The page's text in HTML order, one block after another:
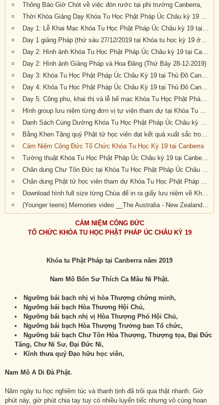
Thông Báo Giờ Chót về việc đón rước tại phi trường Canberra,
Thời Khóa Giảng Dạy Khóa Tu Học Phật Pháp Úc Châu kỳ 19 tại Canberra
Day 1: Lễ Khai Mạc Khóa Tu Học Phật Pháp Úc Châu kỳ 19 tại Canberra, Úc Châu (Thứ Sáu 27-12-2019)
Day 1 giảng Pháp (thứ sáu 27/12/2019 tại Khóa tu học kỳ 19 ở Canberra)
Day 2: Hình ảnh Khóa Tu Học Phật Pháp Úc Châu kỳ 19 tại Canberra, Úc Châu (Thứ Bảy 28-12-2019)
Day 2: Hình ảnh Giảng Pháp và Hoa Đăng (Thứ Bảy 28-12-2019)
Day 3: Khóa Tu Học Phật Pháp Úc Châu Kỳ 19 tại Thủ Đô Canberra
Day 4: Khóa Tu Học Phật Pháp Úc Châu Kỳ 19 tại Thủ Đô Canberra
Day 5: Công phu, khai thị và lễ bế mạc Khóa Tu Học Phật Pháp Úc Châu kỳ 19 tại Canberra (Thứ Ba, 31/12/2019)
Hình group lưu niệm từng đơn vị tự viện tham dự tại Khóa Tu Học Phật Pháp Úc Châu kỳ 19 tại Canberra
Danh Sách Cúng Dường Khóa Tu Học Phật Pháp Úc Châu kỳ 19 (2019) tại Canberra
Bằng Khen Tặng quý Phật tử học viên đạt kết quả xuất sắc trong kỳ thi cuối khóa
Cảm Niệm Công Đức Tổ Chức Khóa Tu Học Kỳ 19 tại Canberra
Tường thuật Khóa Tu Học Phật Pháp Úc Châu kỳ 19 tại Canberra
Chân dung Chư Tôn Đức tại Khóa Tu Học Phật Pháp Úc Châu kỳ 19
Chân dung Phật tử học viên tham dự Khóa Tu Học Phật Pháp Úc Châu kỳ 19 tại Canberra
Download hình full size từng Chùa để in ra giấy lưu niệm về Khóa Tu Học Phật Pháp Úc Châu Kỳ 20 (2019) tại Canberra, Úc Châu
(Younger teens) Memories video __The Australia - New Zealand 19th National Summer Retreat in Canberra (27-31 Dec 2019)
CẢM NIỆM CÔNG ĐỨC
TỔ CHỨC KHÓA TU HỌC PHẬT PHÁP ÚC CHÂU KỲ 19
Khóa tu Phật Pháp tại Canberra năm 2019
Nam Mô Bổn Sư Thích Ca Mâu Ni Phật.
Ngưỡng bái bạch nhị vị hòa Thượng chứng minh,
Ngưỡng bái bạch Hòa Thương Hội Chủ,
Ngưỡng bái bạch nhị vị Hòa Thượng Phó Hội Chủ,
Ngưỡng bái bạch Hòa Thượng Trưởng ban Tổ chức,
Ngưỡng bái bạch Chư Tôn Hòa Thượng, Thượng tọa, Đại Đức
Tăng, Chư Ni Sư, Đại Đức Ni,
Kính thưa quý Đạo hữu học viên,
Nam Mô A Di Đà Phật.
Năm ngày tu học nghiêm túc và thanh tịnh đã trôi qua thật nhanh. Giờ
phút này, giờ phút chia tay tuy có nhiều luyến tiếc nhưng vô cùng hoan